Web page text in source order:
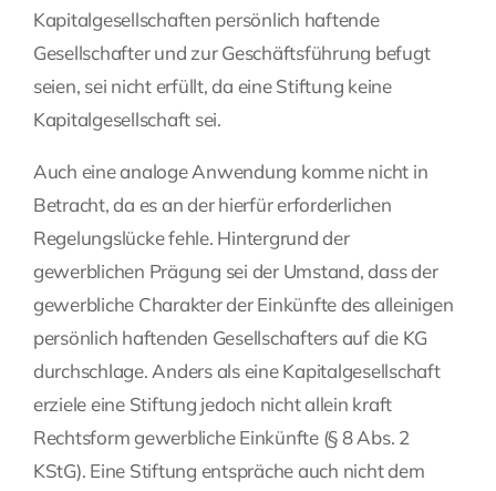
Kapitalgesellschaften persönlich haftende
Gesellschafter und zur Geschäftsführung befugt
seien, sei nicht erfüllt, da eine Stiftung keine
Kapitalgesellschaft sei.
Auch eine analoge Anwendung komme nicht in
Betracht, da es an der hierfür erforderlichen
Regelungslücke fehle. Hintergrund der
gewerblichen Prägung sei der Umstand, dass der
gewerbliche Charakter der Einkünfte des alleinigen
persönlich haftenden Gesellschafters auf die KG
durchschlage. Anders als eine Kapitalgesellschaft
erziele eine Stiftung jedoch nicht allein kraft
Rechtsform gewerbliche Einkünfte (§ 8 Abs. 2
KStG). Eine Stiftung entspräche auch nicht dem